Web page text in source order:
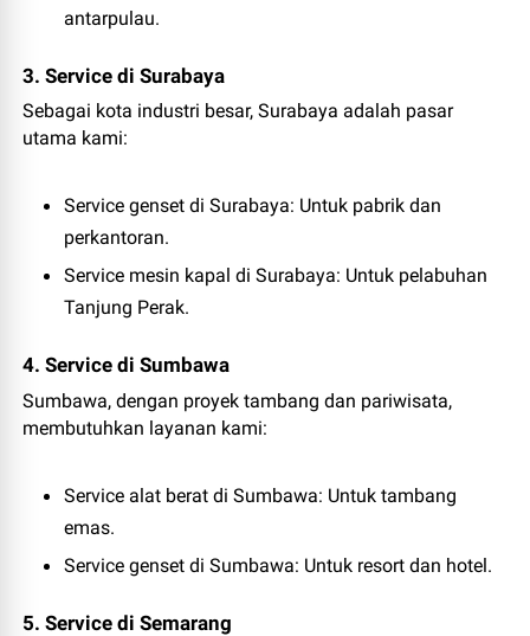
antarpulau.
3. Service di Surabaya
Sebagai kota industri besar, Surabaya adalah pasar
utama kami:
Service genset di Surabaya: Untuk pabrik dan
perkantoran.
Service mesin kapal di Surabaya: Untuk pelabuhan
Tanjung Perak.
4. Service di Sumbawa
Sumbawa, dengan proyek tambang dan pariwisata,
membutuhkan layanan kami:
Service alat berat di Sumbawa: Untuk tambang
emas.
Service genset di Sumbawa: Untuk resort dan hotel.
5. Service di Semarang